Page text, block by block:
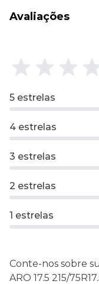
Avaliações
5 estrelas
4 estrelas
3 estrelas
2 estrelas
1 estrelas
Conte-nos sobre
ARO 17.5 215/